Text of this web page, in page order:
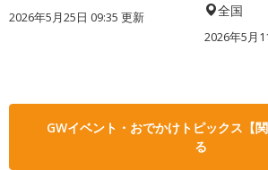
2026年5月25日 09:35 更新 全国
2026年5月
GWイベント・おでかけトピックス【
る